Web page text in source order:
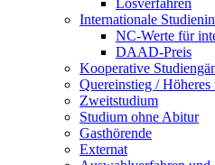
Losverfahren
Internationale
NC-Werte für
DAAD-Preis
Kooperative
Quereinstieg / Höheres
Zweitstudium
Studium ohne Abitur
Gasthörende
Externat